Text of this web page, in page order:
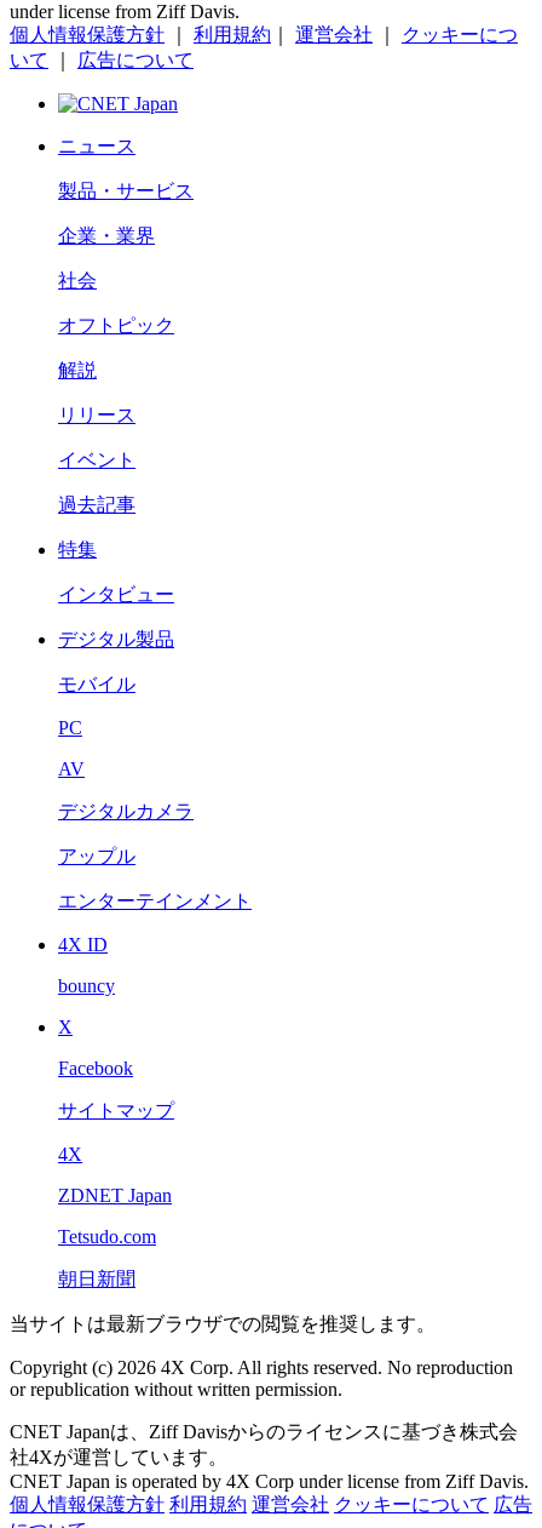
under license from Ziff Davis.
個人情報保護方針
利用規約 運営会社
クッキーにつ
いて
広告について
ニュース
製品・サービス
企業・業界
社会
オフトピック
解説
リリース
イベント
過去記事
特集
インタビュー
デジタル製品
モバイル
PC
AV
デジタルカメラ
アップル
エンターテインメント
4X ID
bouncy
X
Facebook
サイトマップ
4X
ZDNET Japan
Tetsudo.com
朝日新聞
当サイトは最新ブラウザでの閲覧を推奨します。
Copyright (c) 2026 4X Corp. All rights reserved. No reproduction
or republication without written permission.
CNET Japanは、Ziff Davisからのライセンスに基づき株式会
社4Xが運営しています。
CNET Japan is operated by 4X Corp under license from Ziff Davis.
個人情報保護方針 利用規約 運営会社 クッキーについて 広告